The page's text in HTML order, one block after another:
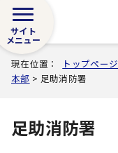
サイト
メニュー
現在位置： トップページ
本部 > 足助消防署
足助消防署